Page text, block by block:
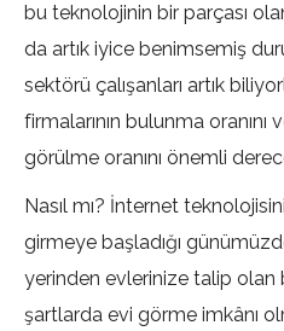
bu teknolojinin bir parçası
da artık iyice benimsemiş
sektörü çalışanları artık
firmalarının bulunma
görülme oranını önemli
Nasıl mı? İnternet
girmeye başladığı
yerinden evlerinize talip olan
şartlarda evi görme imkânı